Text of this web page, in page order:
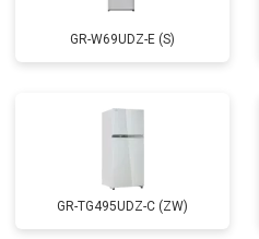
GR-W69UDZ-E (S)
GR-TG495UDZ-C (ZW)